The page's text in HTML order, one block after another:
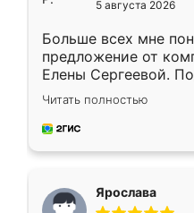
5 августа 2026
Больше всех мне
предложение от
Елены Сергеевой.
короткие сроки
для замера
предложил по моему
Читать полностью
Ярослава